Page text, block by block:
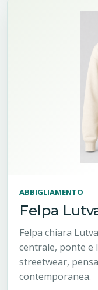
ABBIGLIAMENTO
Felpa
Felpa chiara
centrale, ponte e
streetwear,
contemporanea.